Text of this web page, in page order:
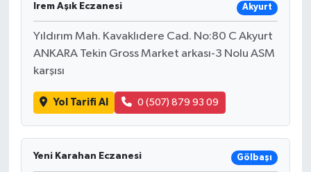
Irem Aşık Eczanesi Akyurt
Yıldırım Mah. Kavaklıdere Cad. No:80 C Akyurt
ANKARA Tekin Gross Market arkası-3 Nolu ASM
karşısı
Yol Tarifi Al 0 (507) 879 93 09
Yeni Karahan Eczanesi Gölbaşı